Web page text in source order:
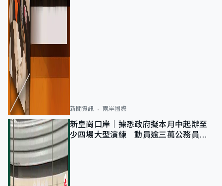
新聞資訊 兩岸國際
新皇崗口岸｜據悉政府擬本月中起辦至
少四場大型演練 動員逾三萬公務員人